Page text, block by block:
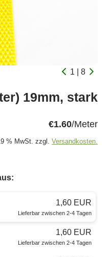
1 | 8
19mm, stark
€1.60/Meter
% MwSt. zzgl. Versandkosten.
1,60 EUR
Lieferbar zwischen 2-4 Tagen
1,60 EUR
Lieferbar zwischen 2-4 Tagen